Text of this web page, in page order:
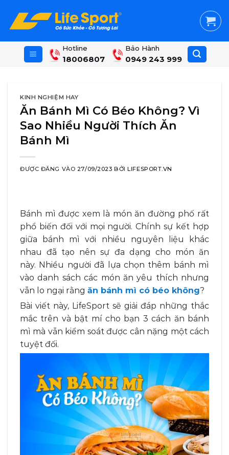
content
Hotline
18006807
Bảo Hành
0949 243 999
KINH NGHIỆM HAY
Ăn Bánh Mì Có Béo Không? Vì
Sao Nhiều Người Thích Ăn
Bánh Mì
ĐƯỢC ĐĂNG VÀO 27/09/2023 BỞILIFESPORT.VN
Bánh mì được xem là món ăn đường phố rất
phổ biến đối với mọi người. Chính sự kết hợp
giữa bánh mì với nhiều nguyên liệu khác
nhau đã tạo nên sự đa dạng cho món ăn
này. Nhiều người đã lựa chọn thêm bánh mì
vào danh sách các món ăn yêu thích nhưng
vẫn lo ngại rằng ăn bánh mì có béo không?
Bài viết này, LifeSport sẽ giải đáp những thắc
mắc trên và bật mí cho bạn 3 cách ăn bánh
mì mà vẫn kiểm soát được cân nặng một cách
tuyệt đối.